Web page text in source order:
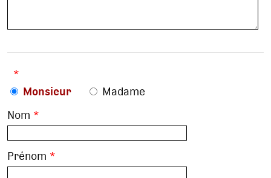
*
Monsieur
Madame
Nom *
Prénom *